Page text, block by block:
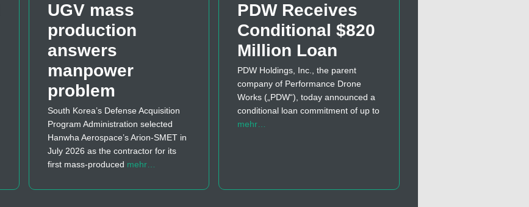
UGV mass
production
answers
manpower
problem
South Korea’s Defense Acquisition
Program Administration selected
Hanwha Aerospace’s Arion-SMET in
July 2026 as the contractor for its
first mass-produced mehr…
PDW Receives
Conditional $820
Million Loan
PDW Holdings, Inc., the parent
company of Performance Drone
Works („PDW“), today announced a
conditional loan commitment of up to
mehr…